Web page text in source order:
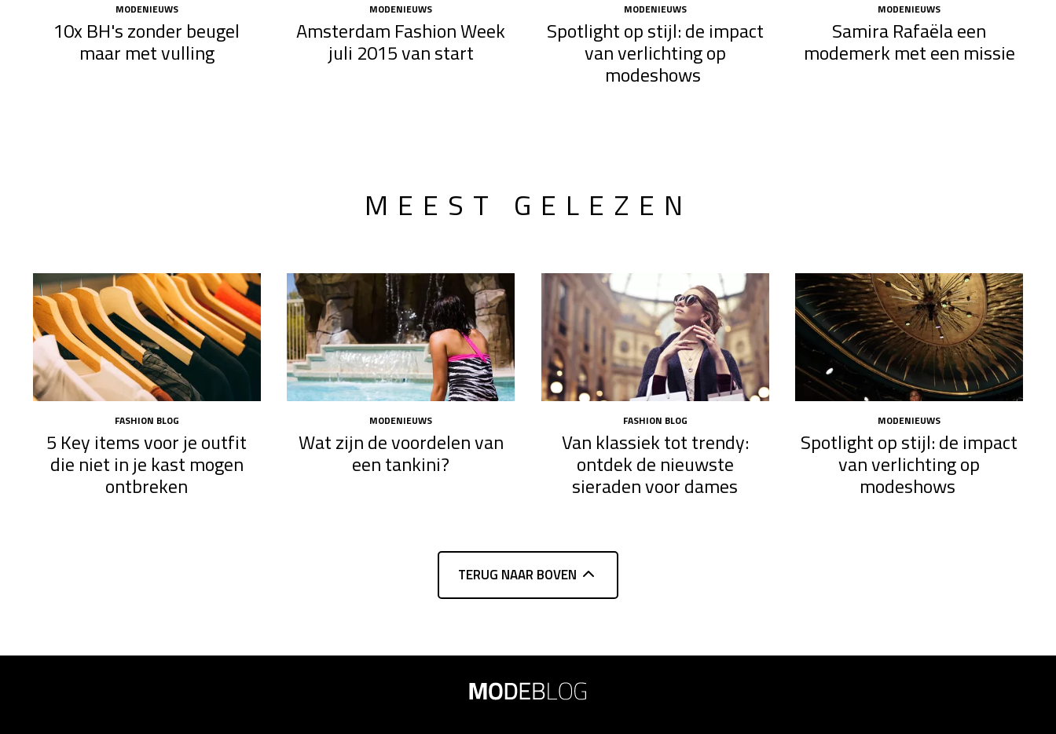
MODENIEUWS
10x BH's zonder beugel
maar met vulling
MODENIEUWS
Amsterdam Fashion Week
juli 2015 van start
MODENIEUWS
Spotlight op stijl: de impact
van verlichting op
modeshows
MODENIEUWS
Samira Rafaëla een
modemerk met een missie
MEEST GELEZEN
FASHION BLOG
5 Key items voor je outfit
die niet in je kast mogen
ontbreken
MODENIEUWS
Wat zijn de voordelen van
een tankini?
FASHION BLOG
Van klassiek tot trendy:
ontdek de nieuwste
sieraden voor dames
MODENIEUWS
Spotlight op stijl: de impact
van verlichting op
modeshows
TERUG NAAR BOVEN